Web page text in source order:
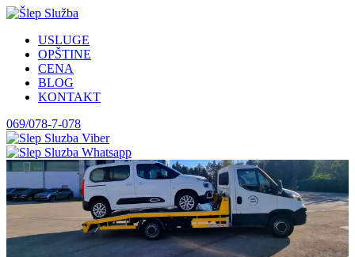
USLUGE
OPŠTINE
CENA
BLOG
KONTAKT
069/078-7-078